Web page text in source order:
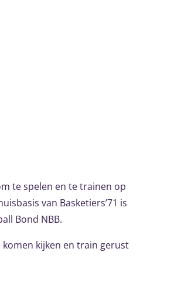
te spelen en te trainen op
van Basketiers’71 is
Bond NBB.
kijken en train gerust